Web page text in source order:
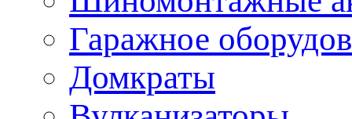
Гаражное
Домкраты